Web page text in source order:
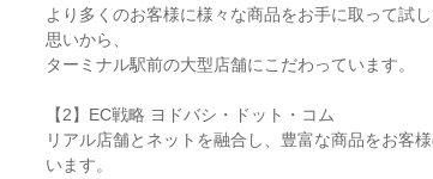
より多くのお客様に様々な商品をお手に取って試
思いから、
ターミナル駅前の大型店舗にこだわっています。
【2】EC戦略 ヨドバシ・ドット・コム
リアル店舗とネットを融合し、豊富な商品をお客
います。